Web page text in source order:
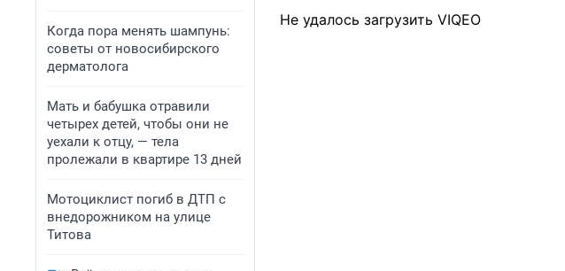
Когда пора менять шампунь:
советы от новосибирского
дерматолога
Мать и бабушка отравили
четырех детей, чтобы они не
уехали к отцу, — тела
пролежали в квартире 13 дней
Мотоциклист погиб в ДТП с
внедорожником на улице
Титова
Не удалось загрузить VIQEO